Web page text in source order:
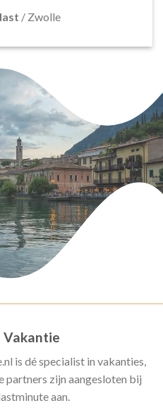
/ Zwolle
is dé specialist in vakanties,
partners zijn aangesloten bij
aan.